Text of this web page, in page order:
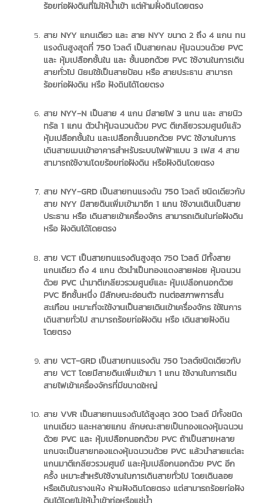
ร้อยท่อฝังดินที่ไม่ให้น้ำเข้า แต่ห้ามฝั่งดินโดยตรง
สาย NYY แกนเดียว และ สาย NYY ขนาด 2 ถึง 4 แกน ทน
แรงดันสูงสุดที่ 750 โวลต์ เป็นสายกลม หุ้มฉนวนด้วย PVC
และ หุ้มเปลือกชั้นใน และ ชั้นนอกด้วย PVC ใช้งานในการเดิน
สายทั่วไป นิยมใช้เป็นสายป้อน หรือ สายประธาน สามารถ
ร้อยท่อฝังดิน หรือ ฝังดินได้โดยตรง
สาย NYY-N เป็นสาย 4 แกน มีสายไฟ 3 แกน และ สายนิว
ทรัล 1 แกน ตัวนำหุ้มฉนวนด้วย PVC ตีเกลียวรวมศูนย์แล้ว
หุ้มเปลือกชั้นใน และเปลือกชั้นนอกด้วย PVC ใช้งานในการ
เดินสายเมนเข้าอาคารสำหรับระบบไฟฟ้าแบบ 3 เฟส 4 สาย
สามารถใช้งานโดยร้อยท่อฝังดิน หรือฝังดินโดยตรง
สาย NYY-GRD เป็นสายทนแรงดัน 750 โวลต์ ชนิดเดียวกับ
สาย NYY มีสายดินเพิ่มเข้ามาอีก 1 แกน ใช้งานเดินเป็นสาย
ประธาน หรือ เดินสายเข้าเครื่องจักร สามารถเดินในท่อฝังดิน
หรือ ฝังดินได้โดยตรง
สาย VCT เป็นสายทนแรงดันสูงสุด 750 โวลต์ มีทั้งสาย
แกนเดียว ถึง 4 แกน ตัวนำเป็นทองแดงสายฝอย หุ้มฉนวน
ด้วย PVC นำมาตีเกลียวรวมศูนย์และ หุ้มเปลือกนอกด้วย
PVC อีกชั้นหนึ่ง มีลักษณะอ่อนตัว ทนต่อสภาพการสั่น
สะเทือน เหมาะที่จะใช้งานเป็นสายเดินเข้าเครื่องจักร ใช้ในการ
เดินสายทั่วไป สามารถร้อยท่อฝังดิน หรือ เดินสายฝังดิน
โดยตรง
สาย VCT-GRD เป็นสายทนแรงดัน 750 โวลต์ชนิดเดียวกับ
สาย VCT โดยมีสายดินเพิ่มเข้ามา 1 แกน ใช้งานในการเดิน
สายไฟเข้าเครื่องจักรที่มีขนาดใหญ่
สาย VVR เป็นสายทนแรงดันได้สูงสุด 300 โวลต์ มีทั้งชนิด
แกนเดียว และหลายแกน ลักษณะสายเป็นทองแดงหุ้มฉนวน
ด้วย PVC และ หุ้มเปลือกนอกด้วย PVC ถ้าเป็นสายหลาย
แกนจะเป็นสายทองแดงหุ้มฉนวนด้วย PVC แล้วนำสายแต่ละ
แกนมาตีเกลียวรวมศูนย์ และหุ้มเปลือกนอกด้วย PVC อีก
ครั้ง เหมาะสำหรับใช้งานในการเดินสายทั่วไป โดยเดินลอย
หรือเดินในรางแห้ง ห้ามฝังดินโดยตรง แต่สามารถร้อยท่อฝัง